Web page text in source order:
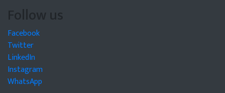
Follow us
Facebook
Twitter
LinkedIn
Instagram
WhatsApp